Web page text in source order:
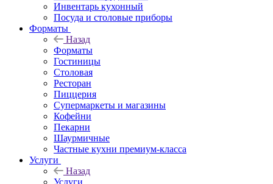
Инвентарь кухонный
Посуда и столовые приборы
Форматы
Назад
Форматы
Гостиницы
Столовая
Ресторан
Пиццерия
Супермаркеты и магазины
Кофейни
Пекарни
Шаурмичные
Частные кухни премиум-класса
Услуги
Назад
Услуги